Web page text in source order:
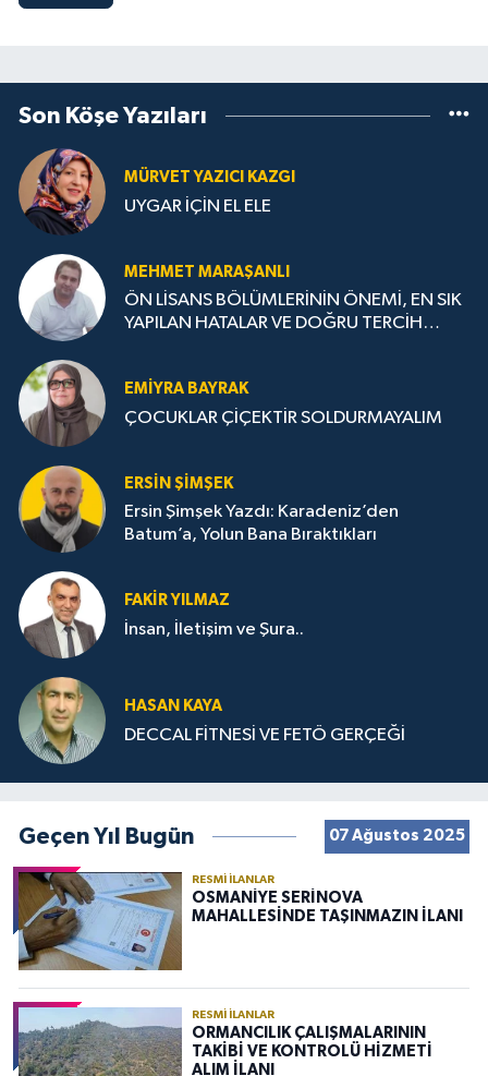
Son Köşe Yazıları
MÜRVET YAZICI KAZGI
UYGAR İÇİN EL ELE
MEHMET MARAŞANLI
ÖN LİSANS BÖLÜMLERİNİN ÖNEMİ, EN SIK
YAPILAN HATALAR VE DOĞRU TERCİH
EMIYRA BAYRAK
ÇOCUKLAR ÇİÇEKTİR SOLDURMAYALIM
ERSIN ŞIMŞEK
Ersin Şimşek Yazdı: Karadeniz’den
Batum’a, Yolun Bana Bıraktıkları
FAKIR YILMAZ
İnsan, İletişim ve Şura..
HASAN KAYA
DECCAL FİTNESİ VE FETÖ GERÇEĞİ
Geçen Yıl Bugün 07 Ağustos 2025
RESMI İLANLAR
OSMANİYE SERİNOVA
MAHALLESİNDE TAŞINMAZIN İLANI
RESMI İLANLAR
ORMANCILIK ÇALIŞMALARININ
TAKİBİ VE KONTROLÜ HİZMETİ
ALIM İLANI